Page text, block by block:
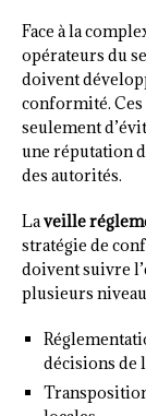
Face à la
opérateurs du
doivent
conformité.
seulement
une réputation
des autorités.
Laveille
stratégie de
doivent suivre
plusieurs
décisions de